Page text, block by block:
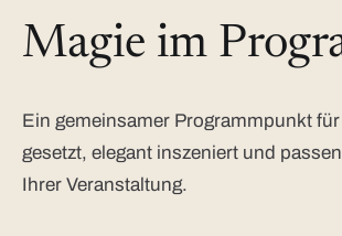
Magie im
Ein gemeinsamer Programmpunkt
gesetzt, elegant inszeniert und
Ihrer Veranstaltung.